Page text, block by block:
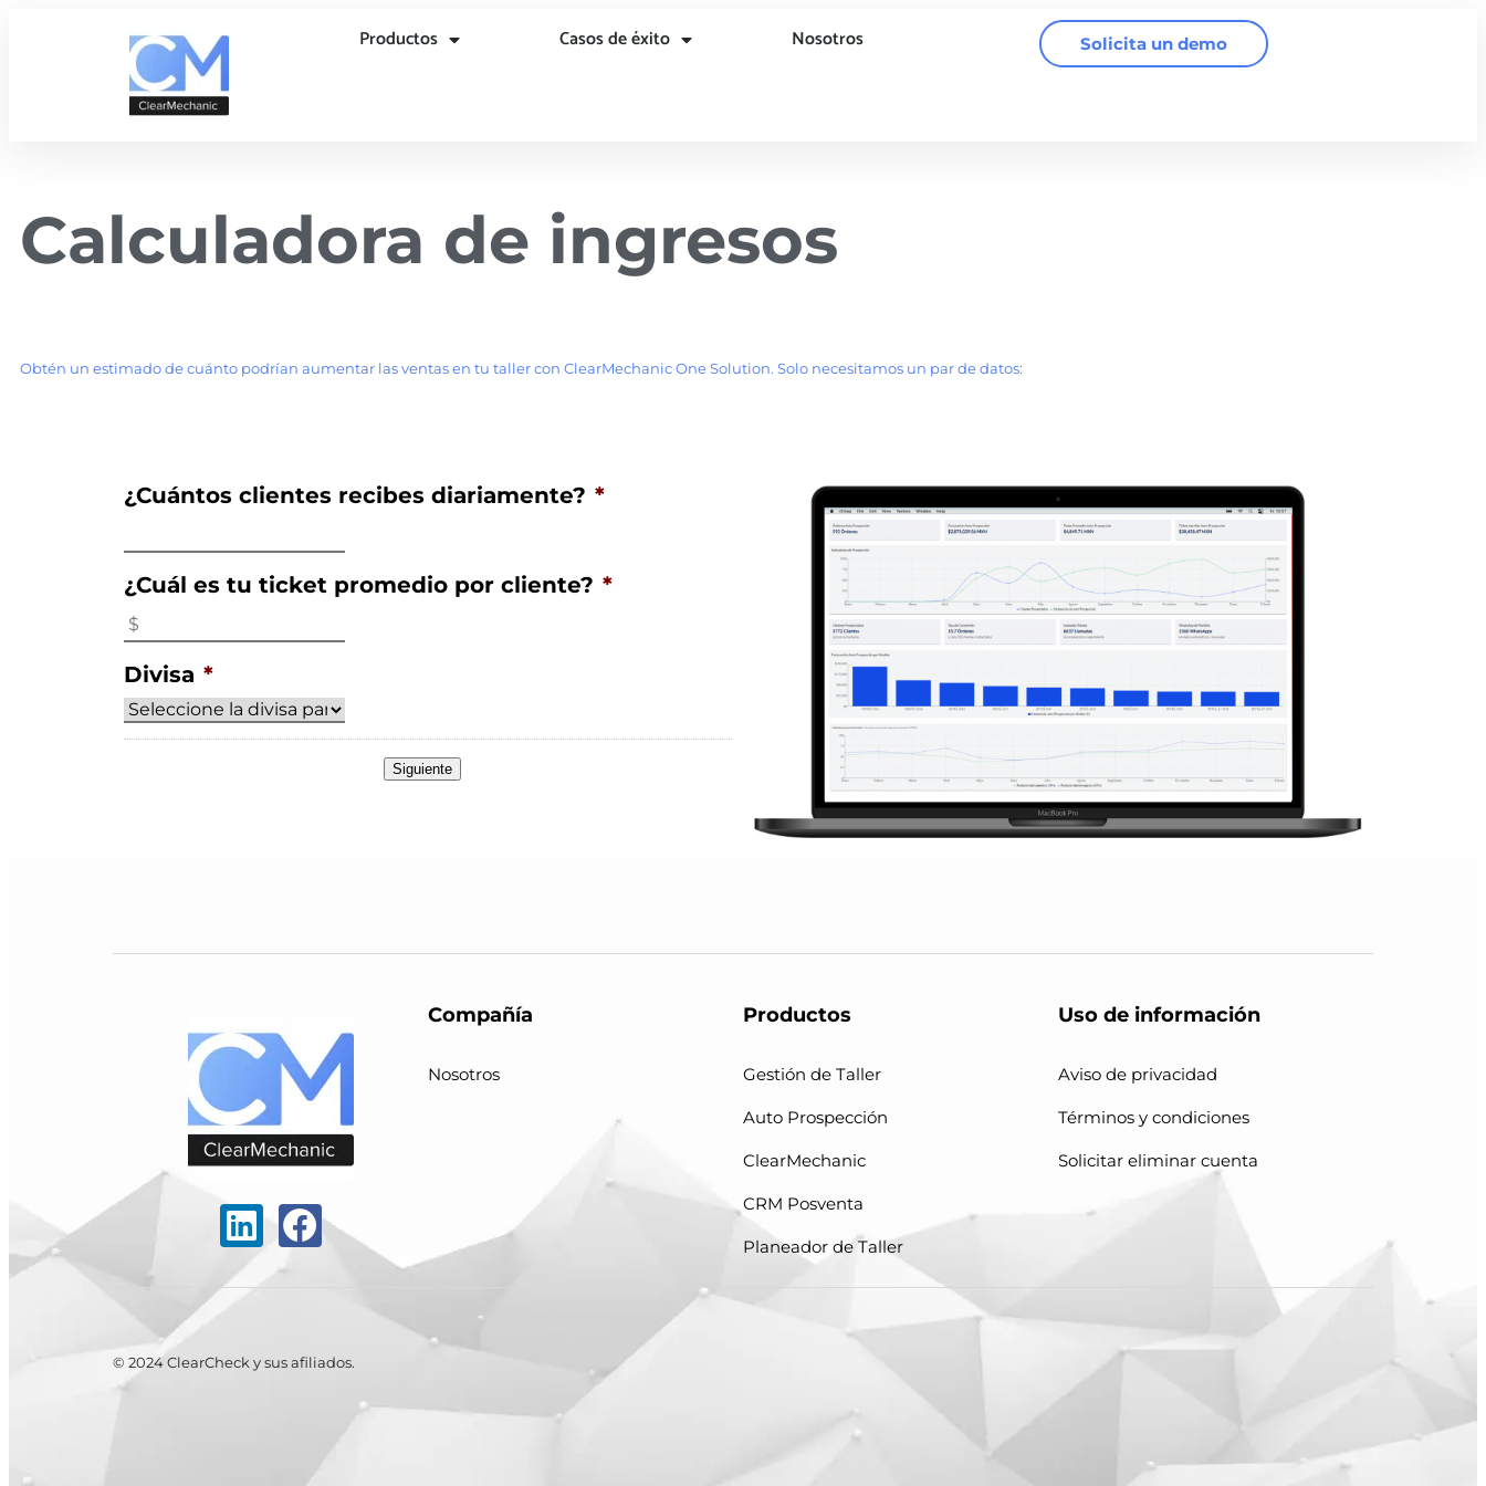
Productos Casos de éxito Nosotros Solicita un demo
Calculadora de ingresos
Obtén un estimado de cuánto podrían aumentar las ventas en tu taller con ClearMechanic One Solution. Solo necesitamos un par de datos:
¿Cuántos clientes recibes diariamente? *
¿Cuál es tu ticket promedio por cliente? *
Divisa *
Siguiente
Compañía
Nosotros
Productos
Gestión de Taller
Auto Prospección
ClearMechanic
CRM Posventa
Planeador de Taller
Uso de información
Aviso de privacidad
Términos y condiciones
Solicitar eliminar cuenta
© 2024 ClearCheck y sus afiliados.